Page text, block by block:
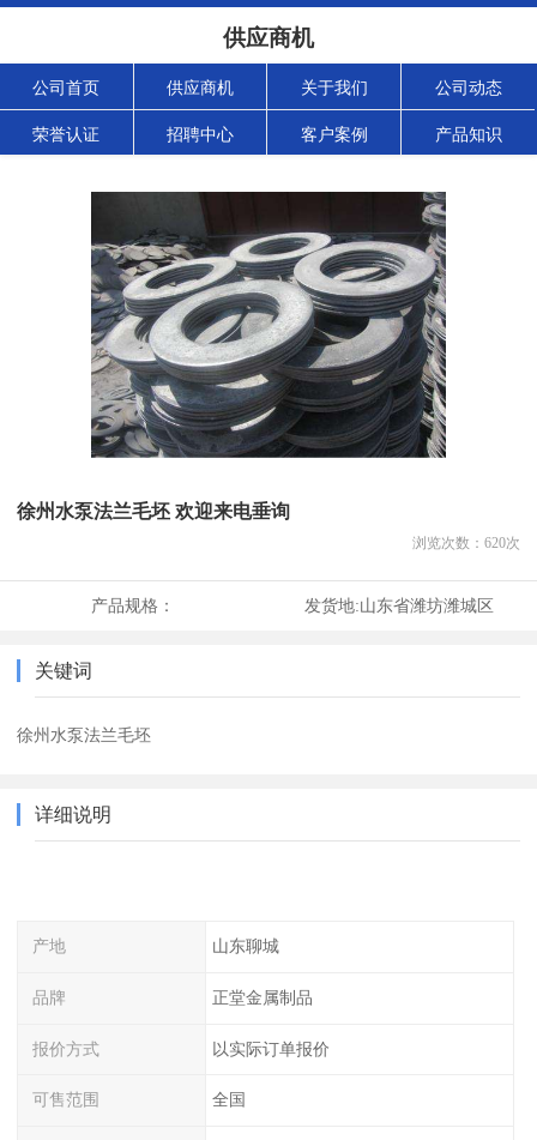
供应商机
公司首页 供应商机 关于我们 公司动态
荣誉认证 招聘中心 客户案例 产品知识
徐州水泵法兰毛坯 欢迎来电垂询
浏览次数： 620次
产品规格： 发货地:山东省潍坊潍城区
关键词
徐州水泵法兰毛坯
详细说明
产地 山东聊城
品牌 正堂金属制品
报价方式 以实际订单报价
可售范围 全国